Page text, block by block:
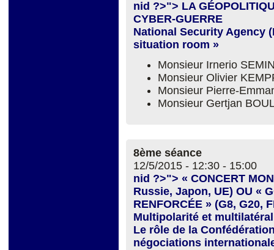
nid ?>"> LA
CYBER-GUERRE
National Security Agency
situation room »
Monsieur Irnerio
Monsieur Olivier
Monsieur Pierre-
Monsieur Gertjan
8ème séance
12/5/2015 - 12:30 - 15:00
nid ?>"> « CONCERT
Russie, Japon, UE) OU «
RENFORCÉE » (G8, G20,
Multipolarité et
Le rôle de la
négociations